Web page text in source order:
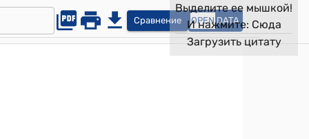
Сравнение OPEN DATA
Выделите ее мышкой!
И нажмите: Сюда
Загрузить цитату